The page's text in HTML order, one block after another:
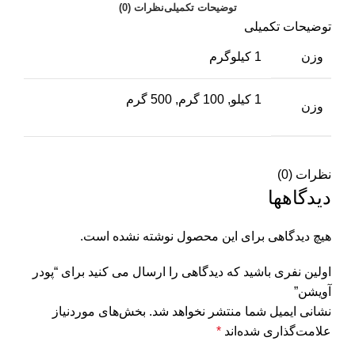
توضیحات تکمیلینظرات (0)
توضیحات تکمیلی
وزن 1 کیلوگرم
وزن
1 کیلو, 100 گرم, 500 گرم
نظرات (0)
دیدگاهها
هیچ دیدگاهی برای این محصول نوشته نشده است.
اولین نفری باشید که دیدگاهی را ارسال می کنید برای “پودر
آويشن”
نشانی ایمیل شما منتشر نخواهد شد. بخش‌های موردنیاز
علامت‌گذاری شده‌اند *